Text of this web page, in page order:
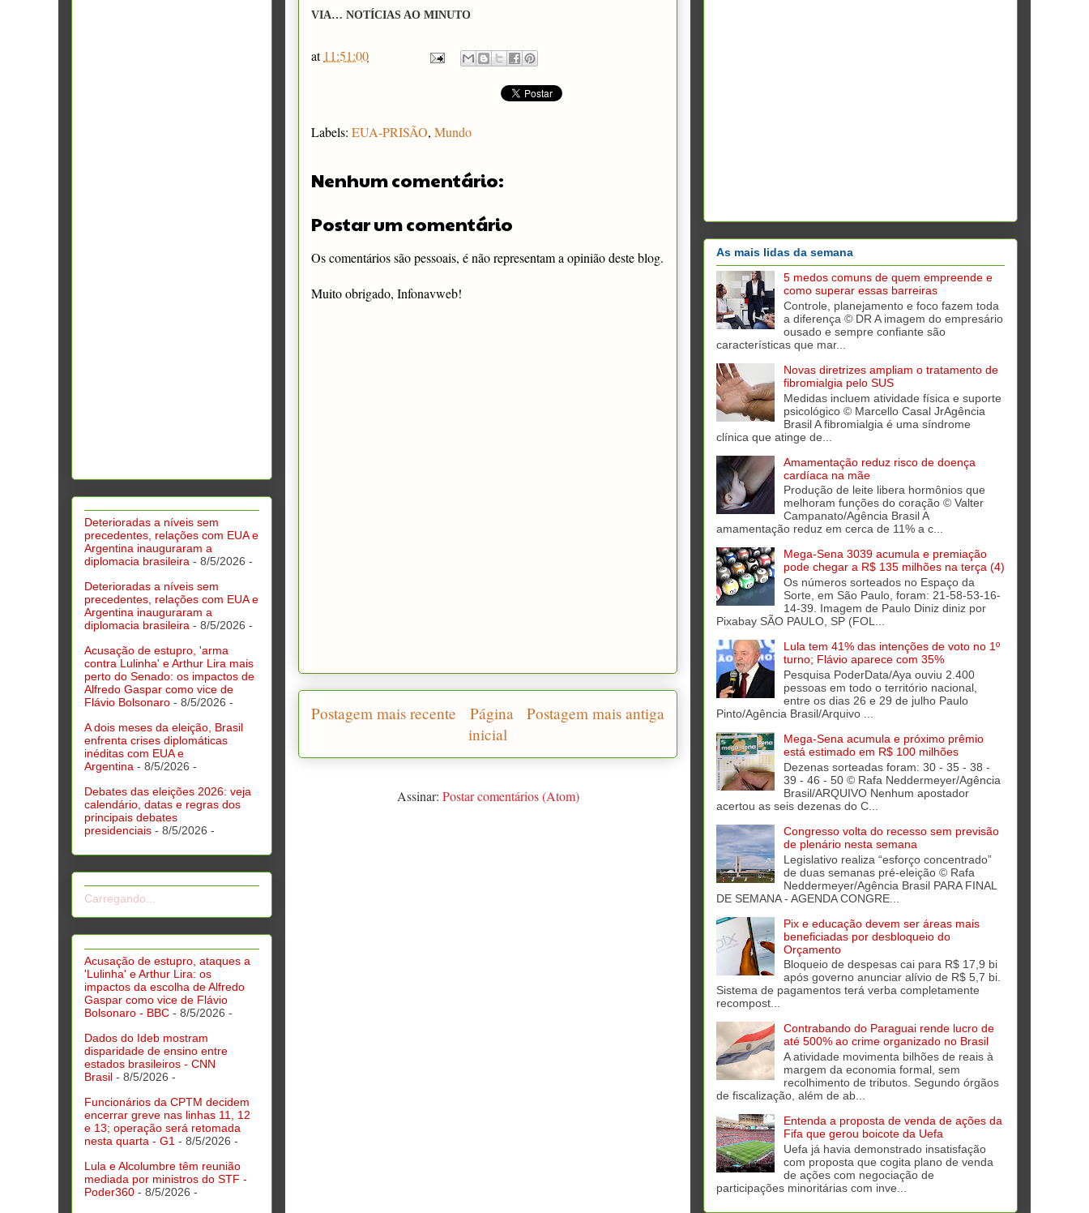
VIA… NOTÍCIAS AO MINUTO
at 11:51:00
Labels: EUA-PRISÃO, Mundo
Nenhum comentário:
Postar um comentário
Os comentários são pessoais, é não representam a opinião deste blog.
Muito obrigado, Infonavweb!
Postagem mais recente Postagem mais antiga
Página
inicial
Assinar: Postar comentários (Atom)
Deterioradas a níveis sem
precedentes, relações com EUA e
Argentina inauguraram a
diplomacia brasileira - 8/5/2026 -
Deterioradas a níveis sem
precedentes, relações com EUA e
Argentina inauguraram a
diplomacia brasileira - 8/5/2026 -
Acusação de estupro, 'arma
contra Lulinha' e Arthur Lira mais
perto do Senado: os impactos de
Alfredo Gaspar como vice de
Flávio Bolsonaro - 8/5/2026 -
A dois meses da eleição, Brasil
enfrenta crises diplomáticas
inéditas com EUA e
Argentina - 8/5/2026 -
Debates das eleições 2026: veja
calendário, datas e regras dos
principais debates
presidenciais - 8/5/2026 -
Carregando...
Acusação de estupro, ataques a
'Lulinha' e Arthur Lira: os
impactos da escolha de Alfredo
Gaspar como vice de Flávio
Bolsonaro - BBC - 8/5/2026 -
Dados do Ideb mostram
disparidade de ensino entre
estados brasileiros - CNN
Brasil - 8/5/2026 -
Funcionários da CPTM decidem
encerrar greve nas linhas 11, 12
e 13; operação será retomada
nesta quarta - G1 - 8/5/2026 -
Lula e Alcolumbre têm reunião
mediada por ministros do STF -
Poder360 - 8/5/2026 -
As mais lidas da semana
5 medos comuns de quem empreende e
como superar essas barreiras
Controle, planejamento e foco fazem toda
a diferença © DR A imagem do empresário
ousado e sempre confiante são
características que mar...
Novas diretrizes ampliam o tratamento de
fibromialgia pelo SUS
Medidas incluem atividade física e suporte
psicológico © Marcello Casal JrAgência
Brasil A fibromialgia é uma síndrome
clínica que atinge de...
Amamentação reduz risco de doença
cardíaca na mãe
Produção de leite libera hormônios que
melhoram funções do coração © Valter
Campanato/Agência Brasil A
amamentação reduz em cerca de 11% a c...
Mega-Sena 3039 acumula e premiação
pode chegar a R$ 135 milhões na terça (4)
Os números sorteados no Espaço da
Sorte, em São Paulo, foram: 21-58-53-16-
14-39. Imagem de Paulo Diniz diniz por
Pixabay SÃO PAULO, SP (FOL...
Lula tem 41% das intenções de voto no 1º
turno; Flávio aparece com 35%
Pesquisa PoderData/Aya ouviu 2.400
pessoas em todo o território nacional,
entre os dias 26 e 29 de julho Paulo
Pinto/Agência Brasil/Arquivo ...
Mega-Sena acumula e próximo prêmio
está estimado em R$ 100 milhões
Dezenas sorteadas foram: 30 - 35 - 38 -
39 - 46 - 50 © Rafa Neddermeyer/Agência
Brasil/ARQUIVO Nenhum apostador
acertou as seis dezenas do C...
Congresso volta do recesso sem previsão
de plenário nesta semana
Legislativo realiza “esforço concentrado”
de duas semanas pré-eleição © Rafa
Neddermeyer/Agência Brasil PARA FINAL
DE SEMANA - AGENDA CONGRE...
Pix e educação devem ser áreas mais
beneficiadas por desbloqueio do
Orçamento
Bloqueio de despesas cai para R$ 17,9 bi
após governo anunciar alívio de R$ 5,7 bi.
Sistema de pagamentos terá verba completamente
recompost...
Contrabando do Paraguai rende lucro de
até 500% ao crime organizado no Brasil
A atividade movimenta bilhões de reais à
margem da economia formal, sem
recolhimento de tributos. Segundo órgãos
de fiscalização, além de ab...
Entenda a proposta de venda de ações da
Fifa que gerou boicote da Uefa
Uefa já havia demonstrado insatisfação
com proposta que cogita plano de venda
de ações com negociação de
participações minoritárias com inve...